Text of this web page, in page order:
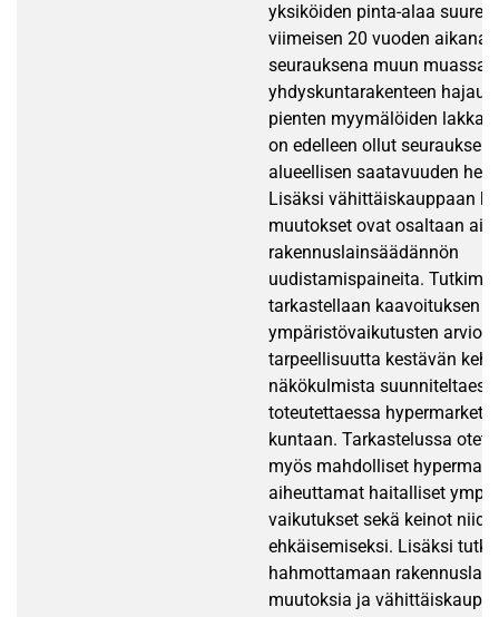
yksiköiden pinta-alaa
viimeisen 20 vuoden aikana.
seurauksena muun muassa
yhdyskuntarakenteen
pienten myymälöiden
on edelleen ollut
alueellisen saatavuuden
Lisäksi vähittäiskauppaan
muutokset ovat osaltaan
rakennuslainsäädännön
uudistamispaineita.
tarkastellaan kaavoituksen ja
ympäristövaikutusten
tarpeellisuutta kestävän
näkökulmista
toteutettaessa
kuntaan. Tarkastelussa
myös mahdolliset
aiheuttamat haitalliset
vaikutukset sekä keinot
ehkäisemiseksi. Lisäksi
hahmottamaan
muutoksia ja